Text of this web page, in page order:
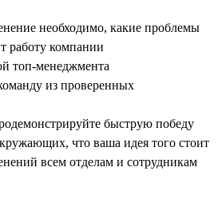
необходимо, какие проблемы
работу компании
топ-менеджмента
из проверенных
быструю победу
что ваша идея того стоит
всем отделам и сотрудникам